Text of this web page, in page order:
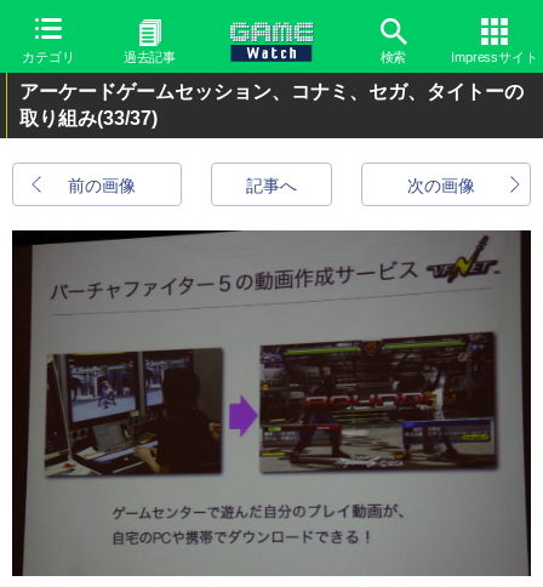
カテゴリ 過去記事 検索 Impressサイト
アーケードゲームセッション、コナミ、セガ、タイトーの
取り組み(33/37)
前の画像 次の画像
記事へ